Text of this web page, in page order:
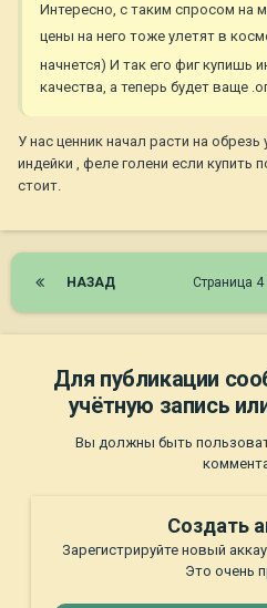
Интересно, с таким спросом на
цены на него тоже улетят в
начнется) И так его фиг купишь
качества, а теперь будет ваще
У нас ценник начал расти на
индейки , феле голени если купить
стоит.
НАЗАД Страница 4
Для публикации
учётную запись
Вы должны быть
Создать
Зарегистрируйте новый
Это очень